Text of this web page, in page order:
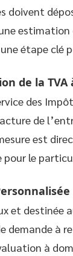
doivent
étape clé
de la TVA
des
de
est
le
et destinée
demande à
à